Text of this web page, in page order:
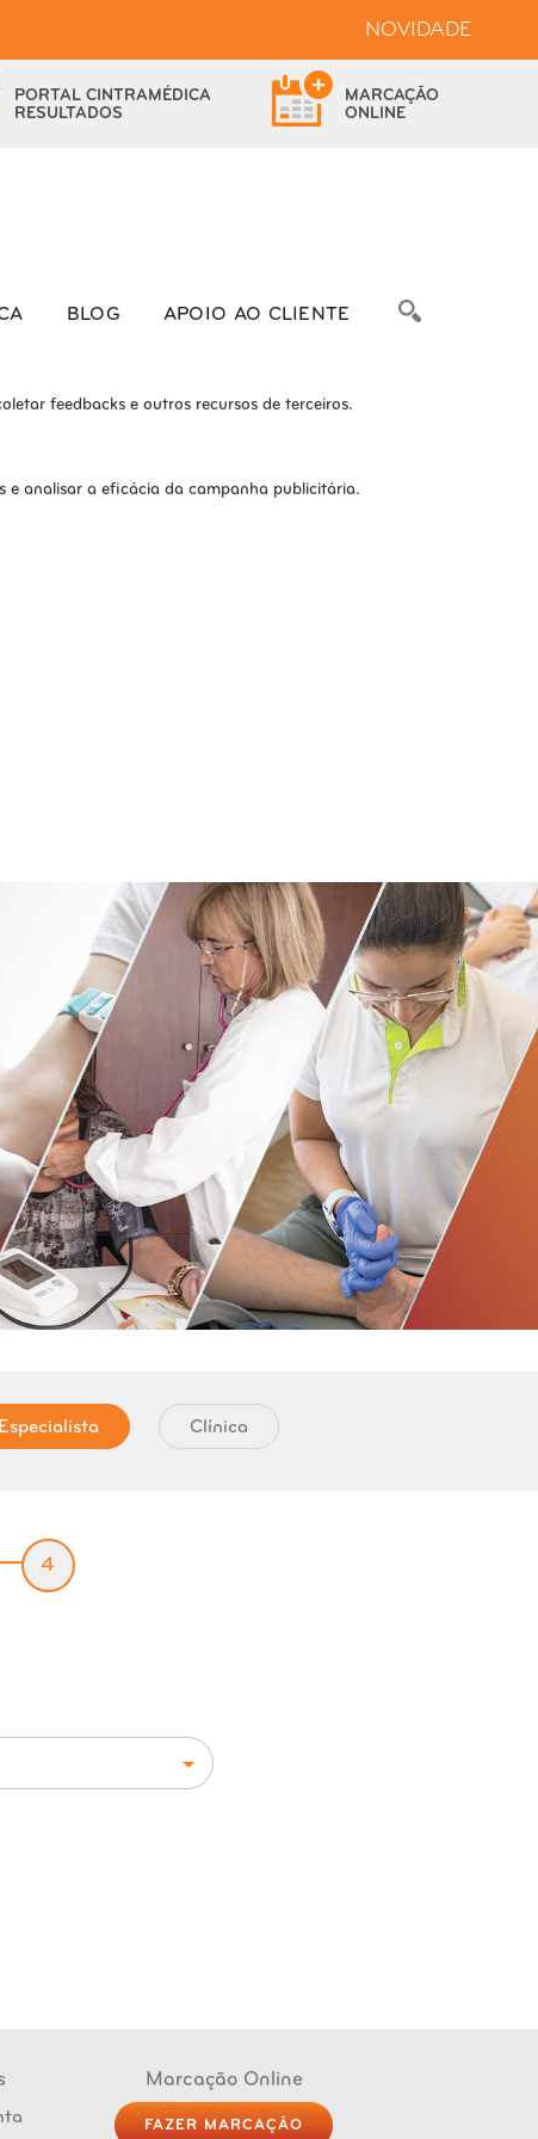
as funcionalidades.
as métricas do número de visitantes, taxa de rejeição, origem do
feedbacks e outros recursos de terceiros.
e analisar a eficácia da campanha publicitária.
NOVIDADE
PORTAL CINTRAMÉDICA
RESULTADOS
MARCAÇÃO
ONLINE
BLOG APOIO AO CLIENTE
Clínica
4
Marcação Online
FAZER MARCAÇÃO